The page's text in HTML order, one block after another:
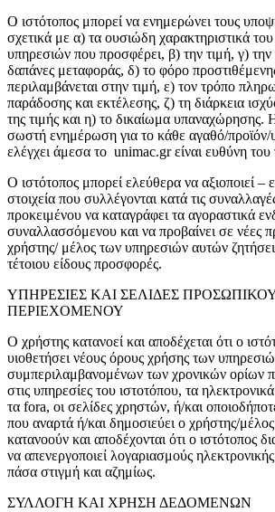
Ο ιστότοπος μπορεί να ενημερώνει τους
σχετικά με α) τα ουσιώδη χαρακτηριστικά
υπηρεσιών που προσφέρει, β) την τιμή, γ) την
δαπάνες μεταφοράς, δ) το φόρο
περιλαμβάνεται στην τιμή, ε) τον τρόπο
παράδοσης και εκτέλεσης, ζ) τη διάρκεια
της τιμής και η) το δικαίωμα υπαναχώρησης.
σωστή ενημέρωση για το κάθε αγαθό/προϊόν/
ελέγχει άμεσα το unimac.grείναι ευθύνη
Ο ιστότοπος μπορεί ελεύθερα να αξιοποιεί –
στοιχεία που συλλέγονται κατά τις
προκειμένου να καταγράφει τα αγοραστικά
συναλλασσόμενου και να προβαίνει σε νέες
χρήστης/ μέλος των υπηρεσιών αυτών ζητήσει
τέτοιου είδους προσφορές.
ΥΠΗΡΕΣΙΕΣ ΚΑΙ ΣΕΛΙΔΕΣ
ΠΕΡΙΕΧΟΜΕΝΟΥ
Ο χρήστης κατανοεί και αποδέχεται ότι ο
υιοθετήσει νέους όρους χρήσης των
συμπεριλαμβανομένων των χρονικών ορίων
στις υπηρεσίες του ιστοτόπου, τα
τα fora, οι σελίδες χρηστών, ή/και
που αναρτά ή/και δημοσιεύει ο χρήστης/
κατανοούν και αποδέχονται ότι ο ιστότοπος
να απενεργοποιεί λογαριασμούς
πάσα στιγμή και αζημίως.
ΣΥΛΛΟΓΗ ΚΑΙ ΧΡΗΣΗ ΔΕΔΟΜΕΝΩΝ